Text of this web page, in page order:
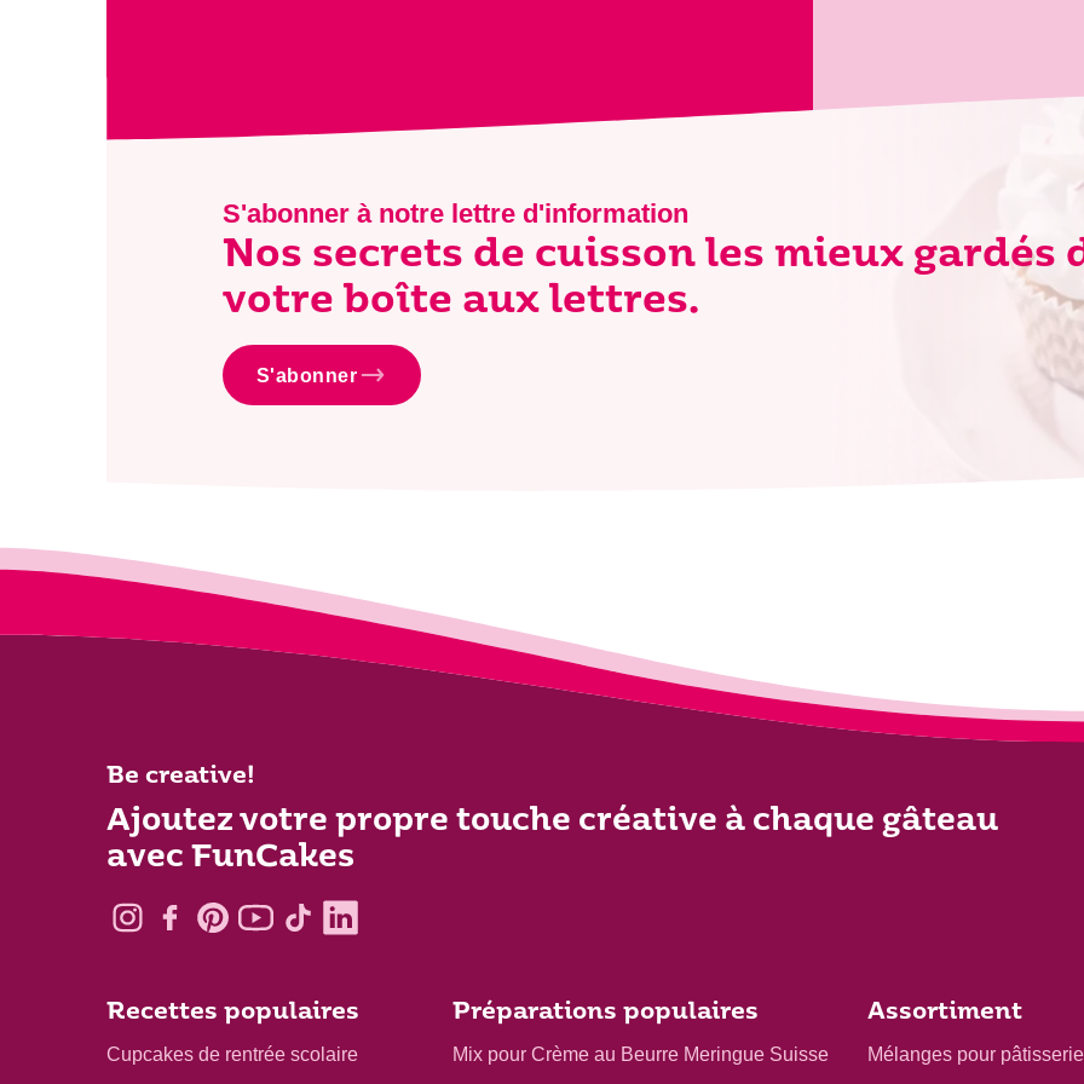
S'abonner à notre lettre d'information
Nos secrets de cuisson les mieux gardés
votre boîte aux lettres.
S'abonner
Be creative!
Ajoutez votre propre touche créative à chaque gâteau
avec FunCakes
Recettes populaires
Cupcakes de rentrée scolaire
Préparations populaires
Mix pour Crème au Beurre Meringue Suisse
Assortiment
Mélanges pour pâtisserie